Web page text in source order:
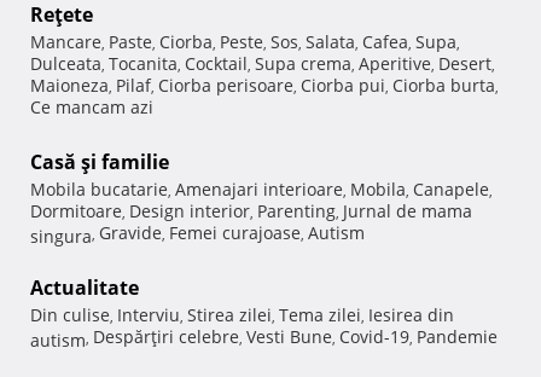
Reţete
Mancare, Paste, Ciorba, Peste, Sos, Salata, Cafea, Supa,
Dulceata, Tocanita, Cocktail, Supa crema, Aperitive, Desert,
Maioneza, Pilaf, Ciorba perisoare, Ciorba pui, Ciorba burta,
Ce mancam azi
Casă şi familie
Mobila bucatarie, Amenajari interioare, Mobila, Canapele,
Dormitoare, Design interior, Parenting, Jurnal de mama
singura, Gravide, Femei curajoase, Autism
Actualitate
Din culise, Interviu, Stirea zilei, Tema zilei, Iesirea din
autism, Despărţiri celebre, Vesti Bune, Covid-19, Pandemie